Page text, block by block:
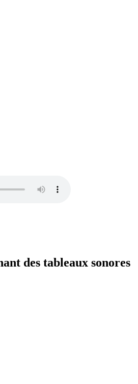
des tableaux sonores